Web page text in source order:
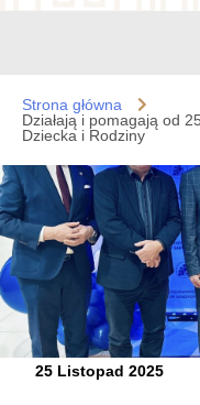
Strona główna
Działają i pomagają od
Dziecka i Rodziny
25 Listopad 2025